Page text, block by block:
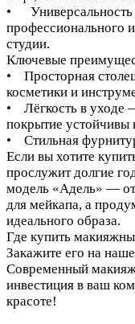
• Универсальность
профессионального
студии.
Ключевые
• Просторная
косметики и
• Лёгкость в уходе
покрытие устойчивы
• Стильная
Если вы хотите
прослужит долгие
модель «Адель» —
для мейкапа, а
идеального образа.
Где купить
Закажите его на
Современный
инвестиция в ваш
красоте!